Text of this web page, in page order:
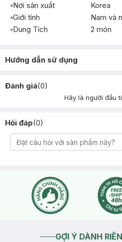
Nơi sản xuất
Korea
Giới tính
Nam và
Dung Tích
2 món
Hướng dẫn sử dụng
Đánh giá(0)
Hãy là người đầu
Hỏi đáp(0)
GỢI Ý DÀNH